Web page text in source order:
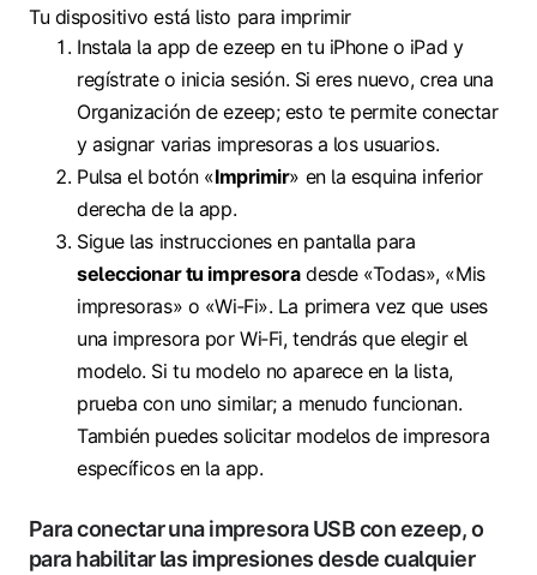
Tu dispositivo está listo para imprimir
Instala la app de ezeep en tu iPhone o iPad y
regístrate o inicia sesión. Si eres nuevo, crea una
Organización de ezeep; esto te permite conectar
y asignar varias impresoras a los usuarios.
Pulsa el botón «Imprimir» en la esquina inferior
derecha de la app.
Sigue las instrucciones en pantalla para
seleccionar tu impresoradesde «Todas», «Mis
impresoras» o «Wi‑Fi». La primera vez que uses
una impresora por Wi‑Fi, tendrás que elegir el
modelo. Si tu modelo no aparece en la lista,
prueba con uno similar; a menudo funcionan.
También puedes solicitar modelos de impresora
específicos en la app.
Para conectar una impresora USB con ezeep, o
para habilitar las impresiones desde cualquier